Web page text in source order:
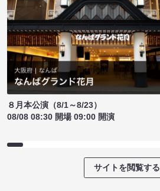
８月本公演（8/1～8/23）
08/08 08:30 開場 09:00 開演
サイトを閲覧する